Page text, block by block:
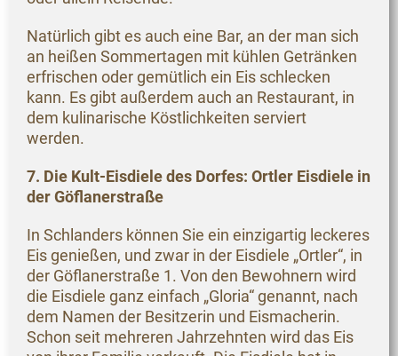
Natürlich gibt es auch eine Bar, an der man sich
an heißen Sommertagen mit kühlen Getränken
erfrischen oder gemütlich ein Eis schlecken
kann. Es gibt außerdem auch an Restaurant, in
dem kulinarische Köstlichkeiten serviert
werden.
7. Die Kult-Eisdiele des Dorfes: Ortler Eisdiele in
der Göflanerstraße
In Schlanders können Sie ein einzigartig leckeres
Eis genießen, und zwar in der Eisdiele „Ortler“, in
der Göflanerstraße 1. Von den Bewohnern wird
die Eisdiele ganz einfach „Gloria“ genannt, nach
dem Namen der Besitzerin und Eismacherin.
Schon seit mehreren Jahrzehnten wird das Eis